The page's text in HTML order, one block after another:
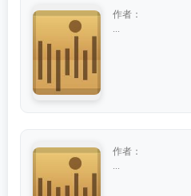
作者：
作者：